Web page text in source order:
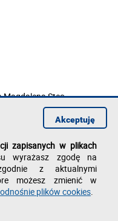
Stec-
w Katedrze
Zarządzania i
uzyskała w dniu
r. stopień doktora
z zakresu
o zarządzaniu,
Radę Wydziału Nauk
Uniwersytetu
we Wrocławiu. Temat
zapisanych w plikach
wyrażasz zgodę na
z aktualnymi
możesz zmienić w
plików cookies.
Akceptuję